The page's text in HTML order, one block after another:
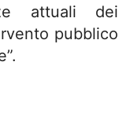
attuali dei
pubblico